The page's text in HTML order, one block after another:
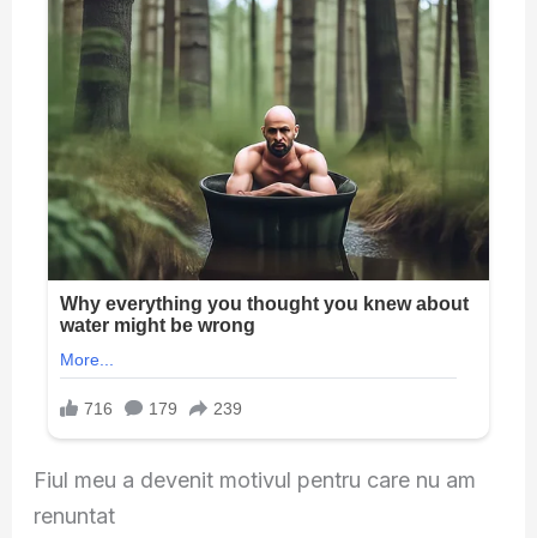
Fiul meu a devenit motivul pentru care nu am
renuntat